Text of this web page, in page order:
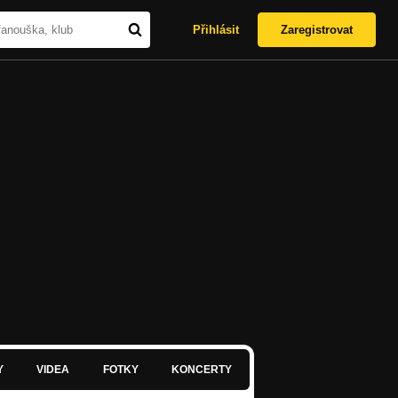
Přihlásit Zaregistrovat
VIDEA FOTKY KONCERTY